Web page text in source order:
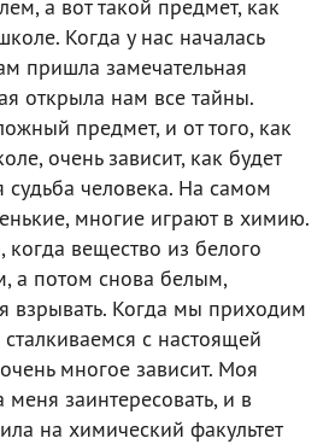
а вот такой предмет, как
Когда у нас началась
пришла замечательная
открыла нам все тайны.
предмет, и от того, как
очень зависит, как будет
судьба человека. На самом
многие играют в химию.
вещество из белого
а потом снова белым,
взрывать. Когда мы приходим
с настоящей
многое зависит. Моя
меня заинтересовать, и в
на химический факультет